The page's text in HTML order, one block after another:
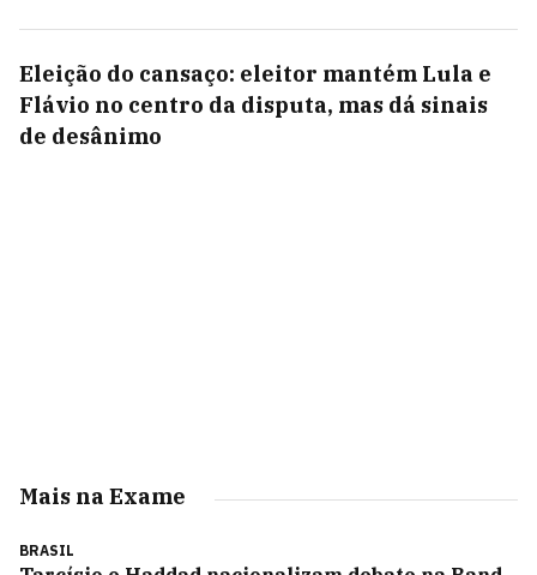
Eleição do cansaço: eleitor mantém Lula e
Flávio no centro da disputa, mas dá sinais
de desânimo
Mais na Exame
BRASIL